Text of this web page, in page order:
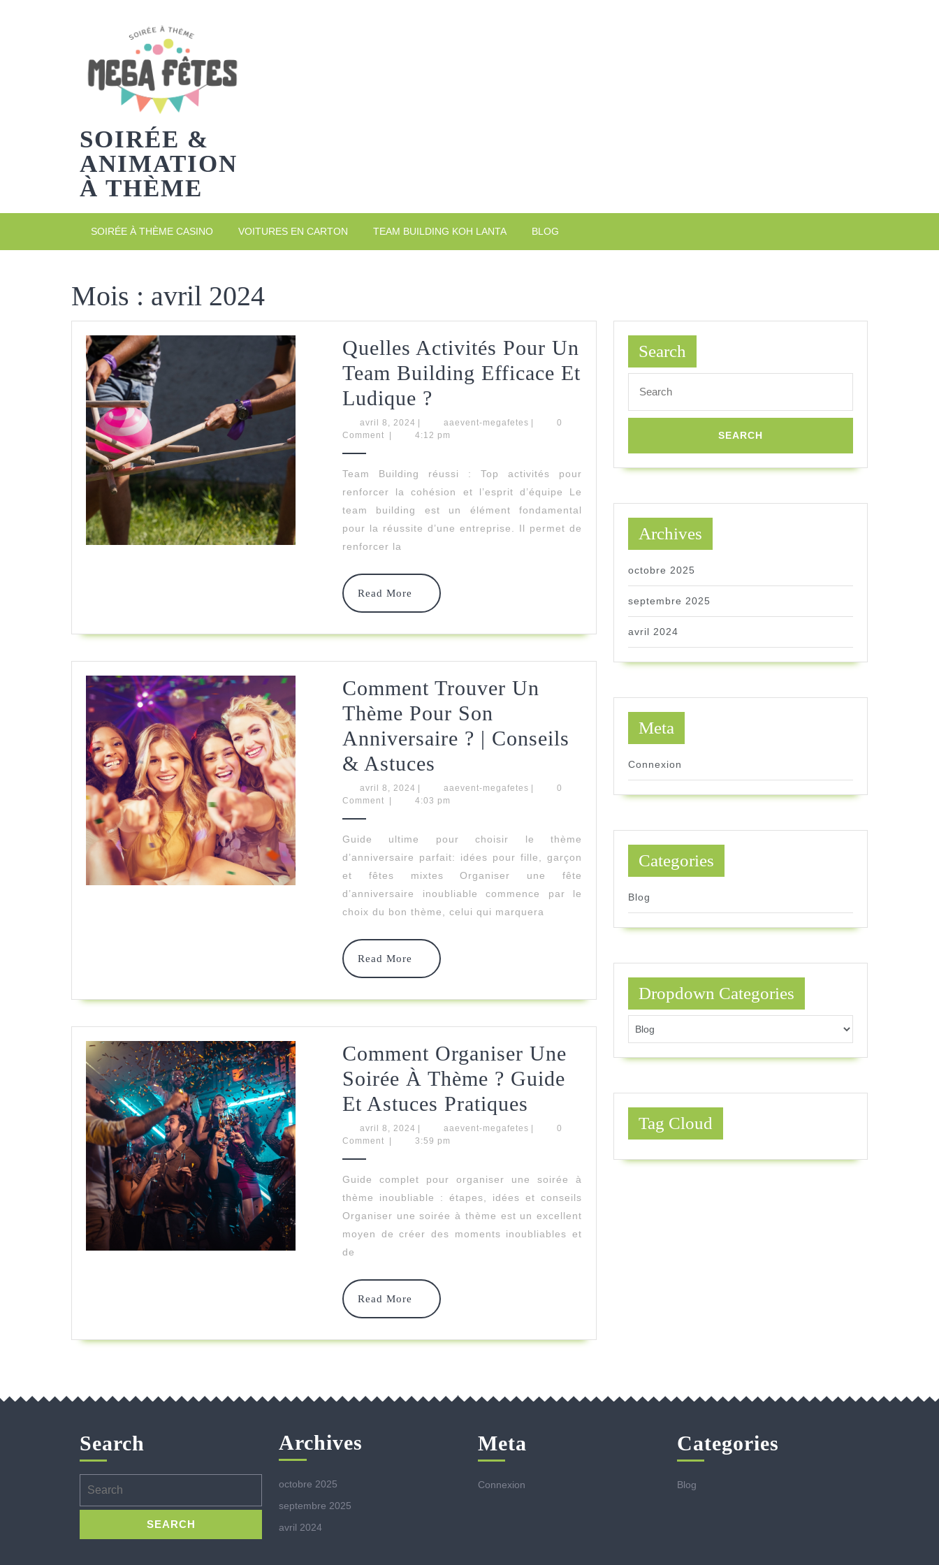
SOIRÉE &
ANIMATION
À THÈME
SOIRÉE À THÈME CASINO VOITURES EN CARTON TEAM BUILDING KOH LANTA BLOG
Mois : avril 2024
Quelles Activités Pour Un
Team Building Efficace Et
Ludique ?
Activités
Un
Team
Building
Et
Ludique
avril 8, 2024 avril
8,
aaevent-megafetesaaevent-
0
Comment
4:12 pm
Team Building réussi : Top activités pour
renforcer la cohésion et l’esprit d’équipe Le
team building est un élément fondamental
pour la réussite d’une entreprise. Il permet de
renforcer la
Read More
Read
More
Comment Trouver Un
Thème Pour Son
Anniversaire ? | Conseils
& Astuces
Trouver
Un
Thème
Pour
Son
Anniversaire
?
|
avril 8, 2024 avril
8,
aaevent-megafetesaaevent-
0
Comment
4:03 pm
Guide ultime pour choisir le thème
d’anniversaire parfait: idées pour fille, garçon
et fêtes mixtes Organiser une fête
d’anniversaire inoubliable commence par le
choix du bon thème, celui qui marquera
Read More
Read
More
Comment Organiser Une
Soirée À Thème ? Guide
Et Astuces Pratiques
Organiser
Soirée
À
Thème
avril 8, 2024 avril
8,
| aaevent-megafetesaaevent-
|
0
Comment
| 3:59 pm
Guide complet pour organiser une soirée à
thème inoubliable : étapes, idées et conseils
Organiser une soirée à thème est un excellent
moyen de créer des moments inoubliables et
de
Read More
Read
More
Search
for:
Archives
octobre 2025
septembre 2025
avril 2024
Meta
Connexion
Categories
Blog
Dropdown Categories
Tag Cloud
Search
for:
Archives
octobre 2025
septembre 2025
avril 2024
Meta
Connexion
Categories
Blog